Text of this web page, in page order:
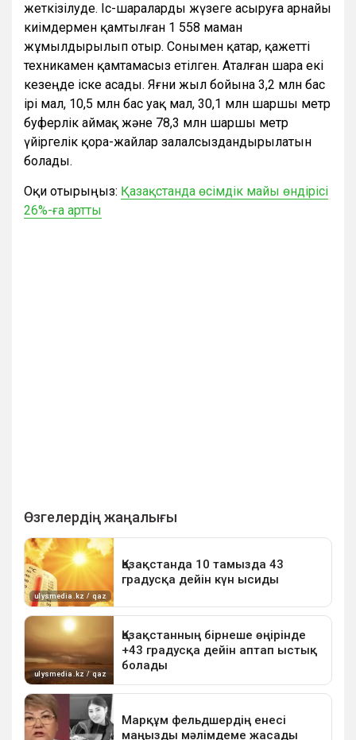
жеткізілуде. Іс-шараларды жүзеге асыруға арнайы
киімдермен қамтылған 1 558 маман
жұмылдырылып отыр. Сонымен қатар, қажетті
техникамен қамтамасыз етілген. Аталған шара екі
кезеңде іске асады. Яғни жыл бойына 3,2 млн бас
ірі мал, 10,5 млн бас уақ мал, 30,1 млн шаршы метр
буферлік аймақ және 78,3 млн шаршы метр
үйіргелік қора-жайлар залалсыздандырылатын
болады.
Оқи отырыңыз: Қазақстанда өсімдік майы өндірісі
26%-ға артты